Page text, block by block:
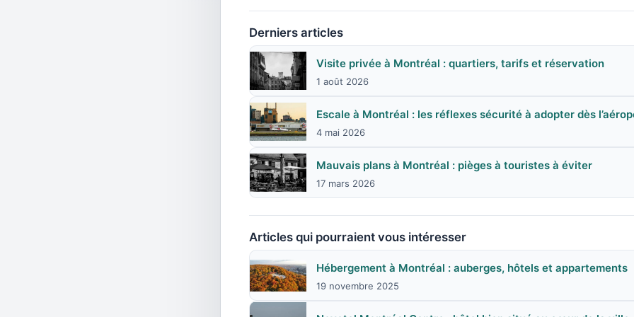
Derniers articles
Visite privée à Montréal : quartiers, tarifs et réservation
1 août 2026
Escale à Montréal : les réflexes sécurité à adopter dès
4 mai 2026
Mauvais plans à Montréal : pièges à touristes à éviter
17 mars 2026
Articles qui pourraient vous intéresser
Hébergement à Montréal : auberges, hôtels et appartements
19 novembre 2025